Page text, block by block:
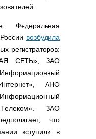
Федеральная
возбудила
регистраторов:
СЕТЬ», ЗАО
АНО
ЗАО
что
вступили в